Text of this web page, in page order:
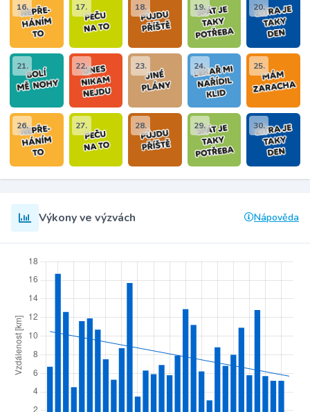
16. 17. 18. 19. 20.
21. 22. 23. 24. 25.
26. 27. 28. 29. 30.
Výkony ve výzvách Nápověda